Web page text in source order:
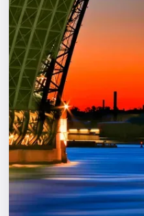
Города
Площадки
Артисты
Рейтинги